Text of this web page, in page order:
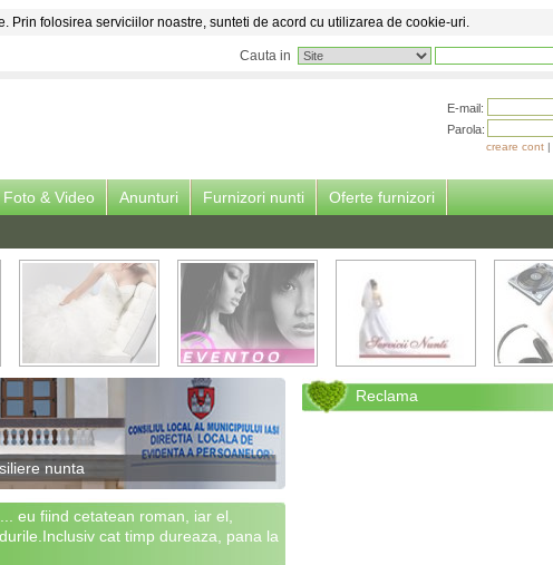
Prin folosirea serviciilor noastre, sunteti de acord cu utilizarea de cookie-uri.
Cauta in
E-mail:
Parola:
creare cont |
Foto & Video Anunturi Furnizori nunti Oferte furnizori
nunta
eu fiind cetatean roman, iar el,
cat timp dureaza, pana la
Reclama